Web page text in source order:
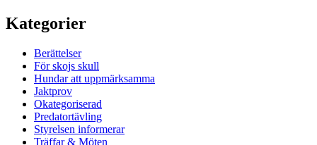
Kategorier
Berättelser
För skojs skull
Hundar att uppmärksamma
Jaktprov
Okategoriserad
Predatortävling
Styrelsen informerar
Träffar & Möten